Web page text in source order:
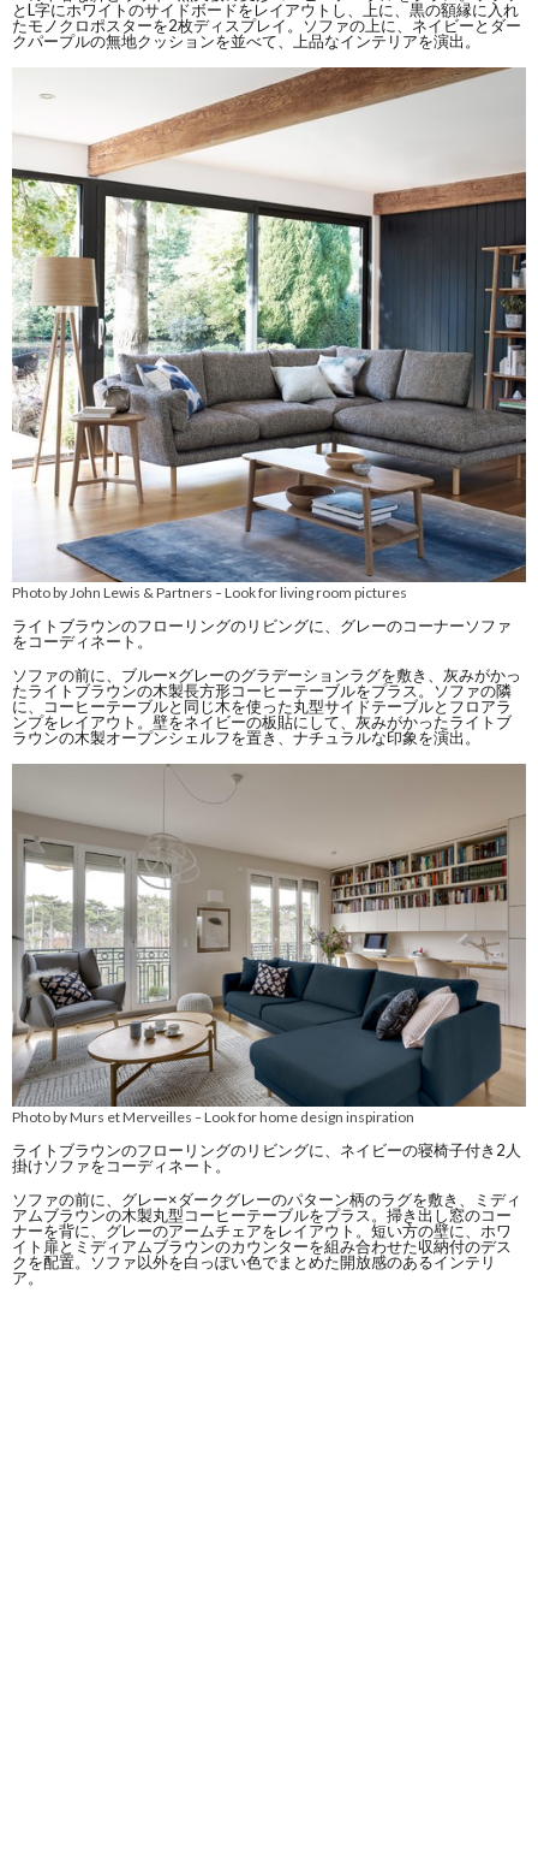
とL字にホワイトのサイドボードをレイアウトし、上に、黒の額縁に入れ
たモノクロポスターを2枚ディスプレイ。ソファの上に、ネイビーとダー
クパープルの無地クッションを並べて、上品なインテリアを演出。
Photo by John Lewis & Partners –Look for living room pictures
ライトブラウンのフローリングのリビングに、グレーのコーナーソファ
をコーディネート。
ソファの前に、ブルー×グレーのグラデーションラグを敷き、灰みがかっ
たライトブラウンの木製長方形コーヒーテーブルをプラス。ソファの隣
に、コーヒーテーブルと同じ木を使った丸型サイドテーブルとフロアラ
ンプをレイアウト。壁をネイビーの板貼にして、灰みがかったライトブ
ラウンの木製オープンシェルフを置き、ナチュラルな印象を演出。
Photo by Murs et Merveilles –Look for home design inspiration
ライトブラウンのフローリングのリビングに、ネイビーの寝椅子付き2人
掛けソファをコーディネート。
ソファの前に、グレー×ダークグレーのパターン柄のラグを敷き、ミディ
アムブラウンの木製丸型コーヒーテーブルをプラス。掃き出し窓のコー
ナーを背に、グレーのアームチェアをレイアウト。短い方の壁に、ホワ
イト扉とミディアムブラウンのカウンターを組み合わせた収納付のデス
クを配置。ソファ以外を白っぽい色でまとめた開放感のあるインテリ
ア。